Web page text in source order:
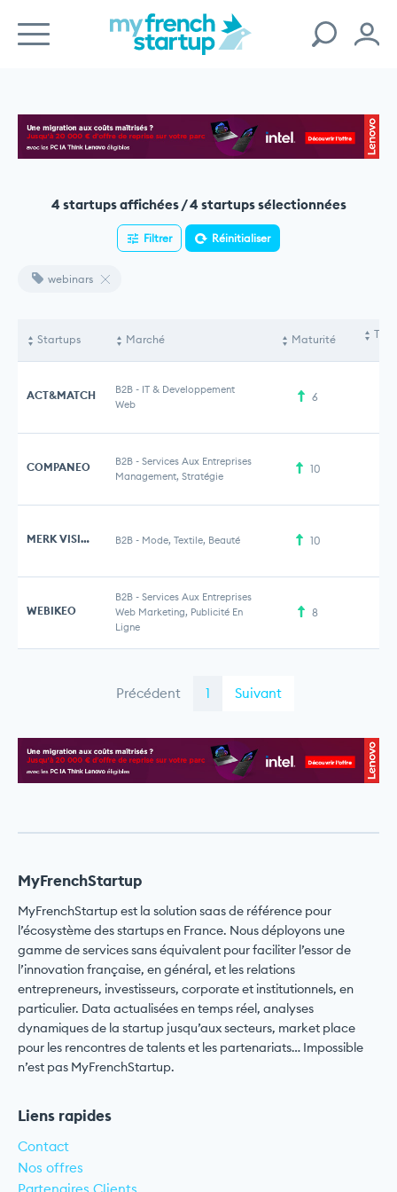
4 startups affichées / 4 startups sélectionnées
Filtrer Réinitialiser
webinars
Startups Marché Maturité
ACT&MATCH B2B - IT & Developpement
Web
6
COMPANEO B2B - Services Aux Entreprises
Management, Stratégie
10
MERK VISION & PARTNERS B2B - Mode, Textile, Beauté 10
WEBIKEO
B2B - Services Aux Entreprises
Web Marketing, Publicité En
Ligne
8
Précédent 1 Suivant
MyFrenchStartup
MyFrenchStartup est la solution saas de référence pour
l’écosystème des startups en France. Nous déployons une
gamme de services sans équivalent pour faciliter l’essor de
l’innovation française, en général, et les relations
entrepreneurs, investisseurs, corporate et institutionnels, en
particulier. Data actualisées en temps réel, analyses
dynamiques de la startup jusqu’aux secteurs, market place
pour les rencontres de talents et les partenariats… Impossible
n’est pas MyFrenchStartup.
Liens rapides
Contact
Nos offres